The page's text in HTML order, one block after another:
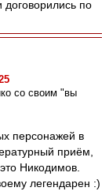
договорились по
со своим "вы
персонажей в
приём,
Никодимов.
легендарен :)